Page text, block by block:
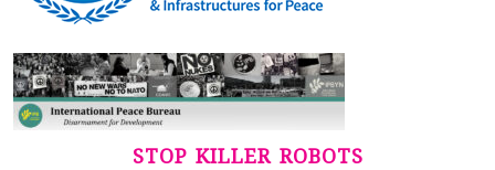
STOP KILLER ROBOTS